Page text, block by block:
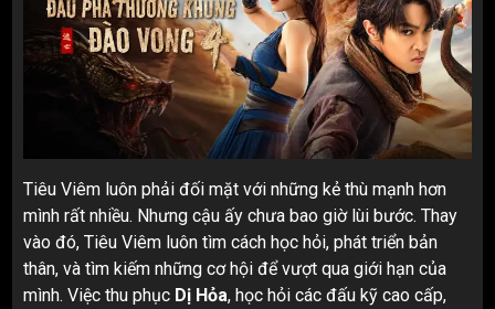
Tiêu Viêm luôn phải đối mặt với những kẻ thù mạnh hơn
mình rất nhiều. Nhưng cậu ấy chưa bao giờ lùi bước. Thay
vào đó, Tiêu Viêm luôn tìm cách học hỏi, phát triển bản
thân, và tìm kiếm những cơ hội để vượt qua giới hạn của
mình. Việc thu phục Dị Hỏa, học hỏi các đấu kỹ cao cấp,